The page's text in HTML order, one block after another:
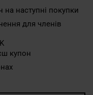
на наступні покупки
для членів
купон